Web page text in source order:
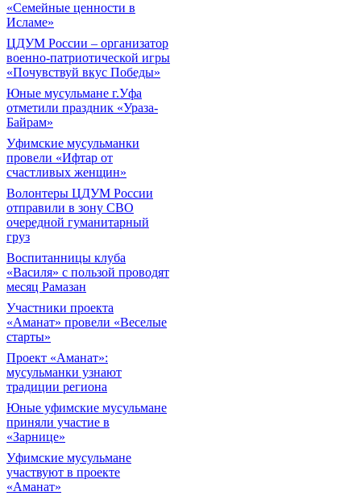
«Семейные ценности в
Исламе»
ЦДУМ России – организатор
военно-патриотической игры
«Почувствуй вкус Победы»
Юные мусульмане г.Уфа
отметили праздник «Ураза-
Байрам»
Уфимские мусульманки
провели «Ифтар от
счастливых женщин»
Волонтеры ЦДУМ России
отправили в зону СВО
очередной гуманитарный
груз
Воспитанницы клуба
«Василя» с пользой проводят
месяц Рамазан
Участники проекта
«Аманат» провели «Веселые
старты»
Проект «Аманат»:
мусульманки узнают
традиции региона
Юные уфимские мусульмане
приняли участие в
«Зарнице»
Уфимские мусульмане
участвуют в проекте
«Аманат»